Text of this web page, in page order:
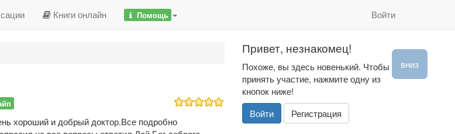
Книги онлайн Помощь Войти
хороший и добрый доктор.Все подробно
вниз
Привет, незнакомец!
Похоже, вы здесь новенький. Чтобы
принять участие, нажмите одну из
кнопок ниже!
Войти
Регистрация